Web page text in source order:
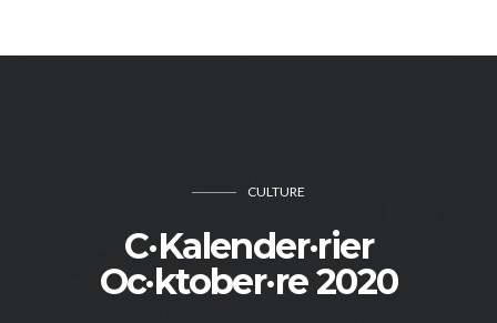
CULTURE
C·Kalender·rier
Oc·ktober·re 2020